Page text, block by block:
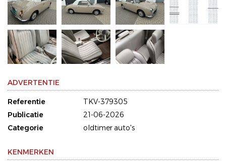
ADVERTENTIE
Referentie
TKV-379305
Publicatie
21-06-2026
Categorie
oldtimer auto's
KENMERKEN